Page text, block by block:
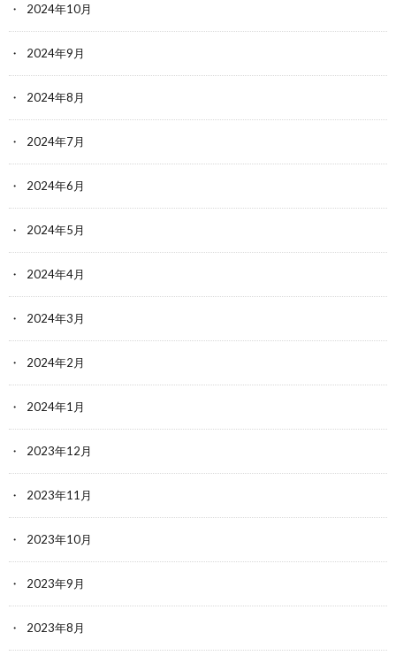
2024年10月
2024年9月
2024年8月
2024年7月
2024年6月
2024年5月
2024年4月
2024年3月
2024年2月
2024年1月
2023年12月
2023年11月
2023年10月
2023年9月
2023年8月